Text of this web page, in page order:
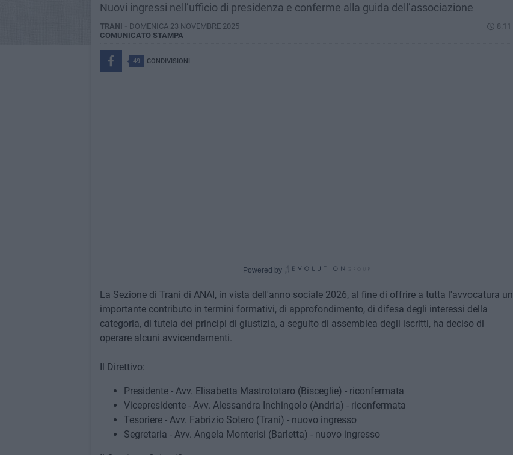
Nuovi ingressi nell’ufficio di presidenza e conferme alla guida dell’associazione
TRANI - DOMENICA 23 NOVEMBRE 2025
8.11
COMUNICATO STAMPA
49 CONDIVISIONI
Powered by
La Sezione di Trani di ANAI, in vista dell'anno sociale 2026, al fine di offrire a tutta l'avvocatura un
importante contributo in termini formativi, di approfondimento, di difesa degli interessi della
categoria, di tutela dei principi di giustizia, a seguito di assemblea degli iscritti, ha deciso di
operare alcuni avvicendamenti.
Il Direttivo:
Presidente - Avv. Elisabetta Mastrototaro (Bisceglie) - riconfermata
Vicepresidente - Avv. Alessandra Inchingolo (Andria) - riconfermata
Tesoriere - Avv. Fabrizio Sotero (Trani) - nuovo ingresso
Segretaria - Avv. Angela Monterisi (Barletta) - nuovo ingresso